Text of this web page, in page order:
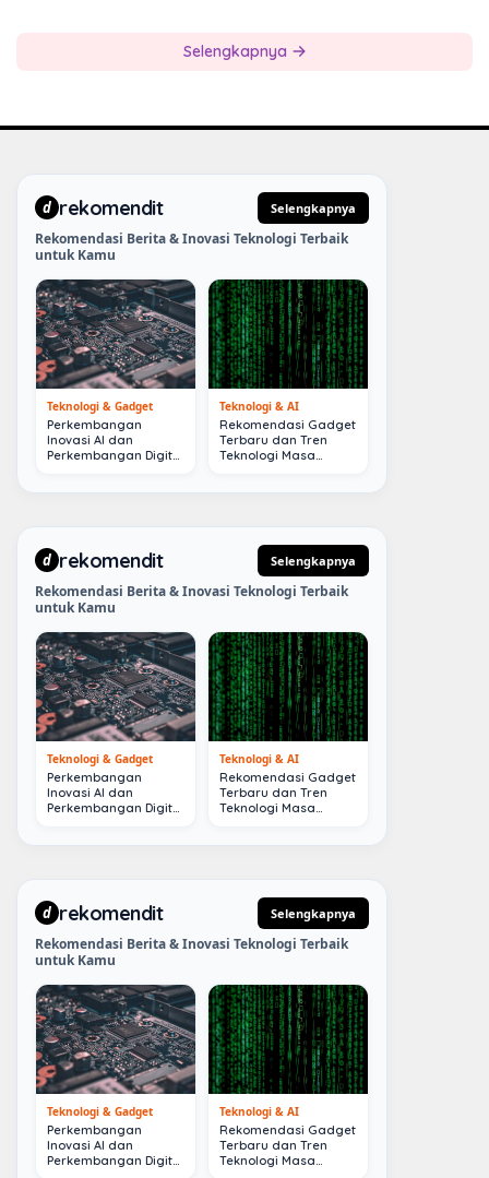
Selengkapnya
d rekomendit Selengkapnya
Rekomendasi Berita & Inovasi Teknologi Terbaik
untuk Kamu
Teknologi & Gadget
Perkembangan
Inovasi AI dan
Perkembangan Digital
Teknologi & AI
Rekomendasi Gadget
Terbaru dan Tren
Teknologi Masa
d rekomendit Selengkapnya
Rekomendasi Berita & Inovasi Teknologi Terbaik
untuk Kamu
Teknologi & Gadget
Perkembangan
Inovasi AI dan
Perkembangan Digital
Teknologi & AI
Rekomendasi Gadget
Terbaru dan Tren
Teknologi Masa
d rekomendit Selengkapnya
Rekomendasi Berita & Inovasi Teknologi Terbaik
untuk Kamu
Teknologi & Gadget
Perkembangan
Inovasi AI dan
Perkembangan Digital
Teknologi & AI
Rekomendasi Gadget
Terbaru dan Tren
Teknologi Masa